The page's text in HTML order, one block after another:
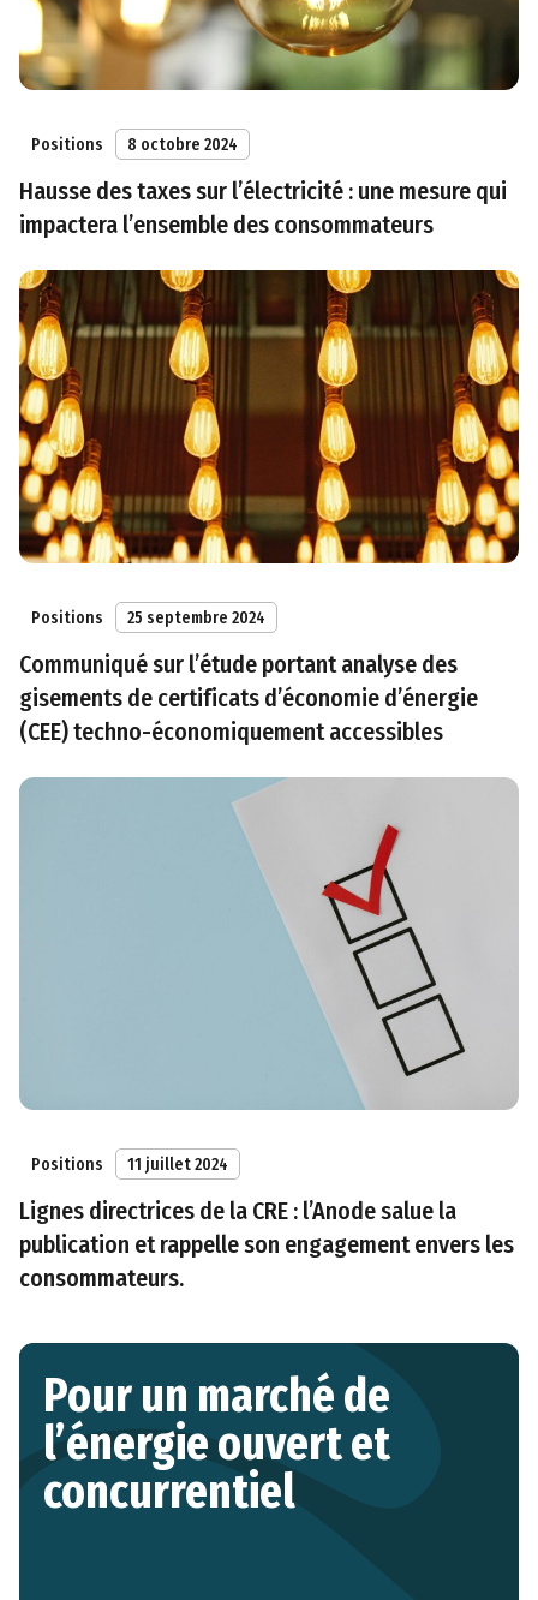
Positions 8 octobre 2024
Hausse des taxes sur l’électricité : une mesure qui
impactera l’ensemble des consommateurs
Positions 25 septembre 2024
Communiqué sur l’étude portant analyse des
gisements de certificats d’économie d’énergie
(CEE) techno-économiquement accessibles
Positions 11 juillet 2024
Lignes directrices de la CRE : l’Anode salue la
publication et rappelle son engagement envers les
consommateurs.
Pour un marché de
l’énergie ouvert et
concurrentiel